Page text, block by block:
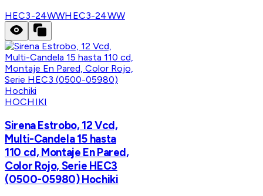
HEC3-24WWHEC3-24WW
HOCHIKI
Sirena Estrobo, 12 Vcd,
Multi-Candela 15 hasta
110 cd, Montaje En Pared,
Color Rojo, Serie HEC3
(0500-05980) Hochiki